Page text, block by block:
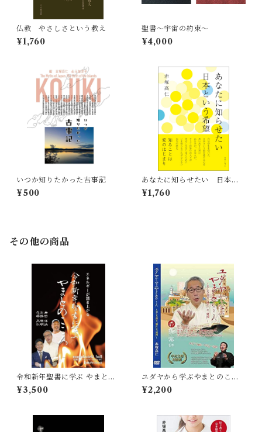
仏教 やさしさという教え
¥1,760
聖書〜宇宙の約束〜
¥4,000
いつか知りたかった古事記
¥500
あなたに知らせたい 日本と
いう希望
¥1,760
その他の商品
令和新年聖書に学ぶ やまとの
こころ
¥3,500
ユダヤから学ぶやまとのここ
ろ〜美しき誇り「滅亡」と
「建国」〜
¥2,200